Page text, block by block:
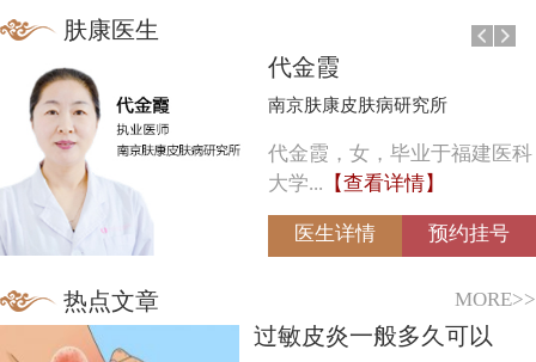
代金霞
南京肤康皮肤病研究所
代金霞，女，毕业于福建医科
大学... 【查看详情】
医生详情 预约挂号
肤康医生
热点文章 MORE>>
过敏皮炎一般多久可以